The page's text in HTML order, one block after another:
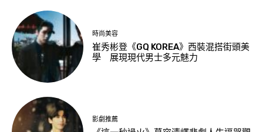
時尚美容
崔秀彬登《GQ KOREA》西裝混搭街頭美
學 展現現代男士多元魅力
影劇推薦